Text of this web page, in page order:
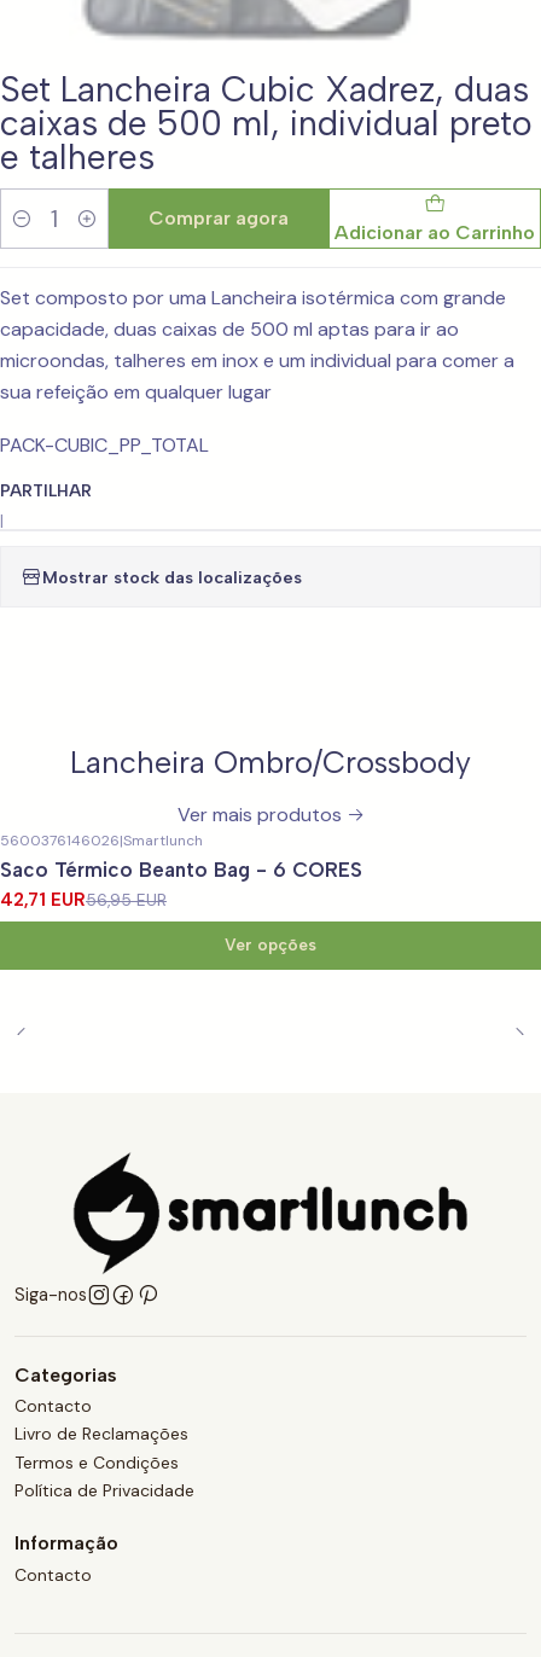
Set Lancheira Cubic Xadrez, duas
caixas de 500 ml, individual preto
e talheres
Quantidade Adicionar ao Carrinho
Comprar agora
Set composto por uma Lancheira isotérmica com grande
capacidade, duas caixas de 500 ml aptas para ir ao
microondas, talheres em inox e um individual para comer a
sua refeição em qualquer lugar
PACK-CUBIC_PP_TOTAL
PARTILHAR
|
Mostrar stock das localizações
Lancheira Ombro/Crossbody
Ver mais produtos
DESCONTO
5600376146026|Smartlunch
Saco Térmico Beanto Bag - 6 CORES
42,71 EUR56,95 EUR
Ver opções
Siga-nos
Categorias
Contacto
Livro de Reclamações
Termos e Condições
Política de Privacidade
Informação
Contacto